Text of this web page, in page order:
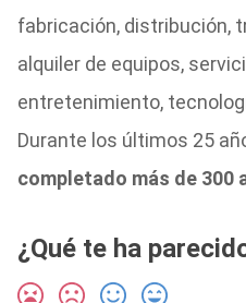
fabricación, distribución,
alquiler de equipos,
entretenimiento,
Durante los últimos 25
completado más de 300
¿Qué te ha